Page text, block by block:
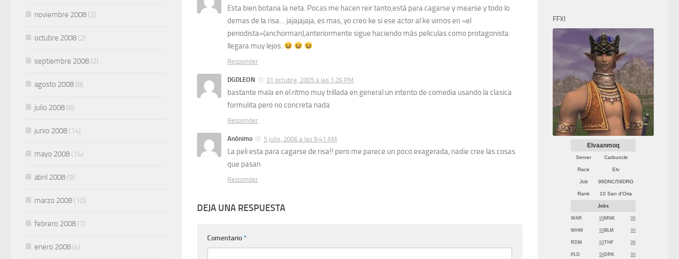
Esta bien botana la neta. Pocas me hacen reir tanto,está para cagarse y mearse y todo lo
demas de la risa… jajajajaja, es mas, yo creo ke si ese actor al ke vimos en «el
periodista»(anchorman),anteriormente sigue haciendo más peliculas como protagonista
llegara muy lejos.
Responder
DGDLEON 31 octubre, 2005 a las 1:26 PM
bastante mala en el ritmo muy trillada en general un intento de comedia usando la clasica
formulita pero no concreta nada
Responder
Anónimo 5 julio, 2006 a las 9:41 AM
La peli esta para cagarse de risa!! pero me parece un poco exagerada, nadie cree las cosas
que pasan
Responder
DEJA UNA RESPUESTA
Comentario*
noviembre 2008 (2)
octubre 2008 (2)
septiembre 2008 (2)
agosto 2008 (8)
julio 2008 (6)
junio 2008 (14)
mayo 2008 (14)
abril 2008 (9)
marzo 2008 (10)
febrero 2008 (7)
enero 2008 (4)
FFXI
Elvaanmoq
Server Carbuncle
Race Elv
Job 99DNC/59DRG
Rank 10 San d'Oria
Jobs
WAR 99MNK 99
WHM 99BLM 99
RDM 99THF 99
PLD 99DRK 99